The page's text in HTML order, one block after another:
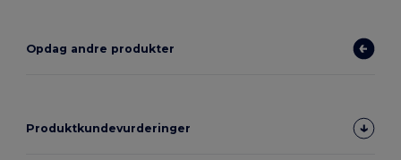
Opdag andre produkter
Produktkundevurderinger